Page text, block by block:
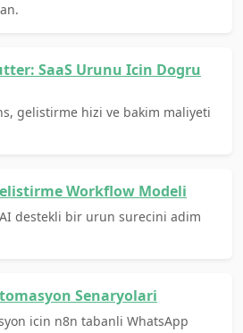
SaaS Urunu Icin Dogru
gelistirme hizi ve bakim maliyeti
Workflow Modeli
destekli bir urun surecini adim
Senaryolari
icin n8n tabanli WhatsApp